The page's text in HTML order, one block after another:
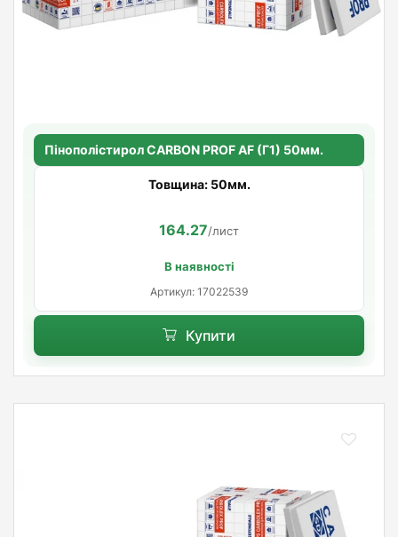
Пінополістирол CARBON PROF AF (Г1) 50мм.
Товщина: 50мм.
164.27/лист
В наявності
Артикул: 17022539
Купити